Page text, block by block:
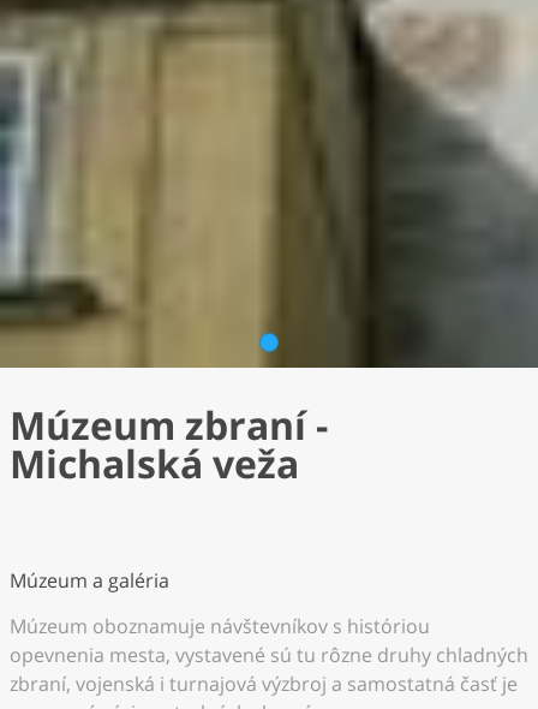
1
Múzeum zbraní -
Michalská veža
Múzeum a galéria
Múzeum oboznamuje návštevníkov s históriou
opevnenia mesta, vystavené sú tu rôzne druhy chladných
zbraní, vojenská i turnajová výzbroj a samostatná časť je